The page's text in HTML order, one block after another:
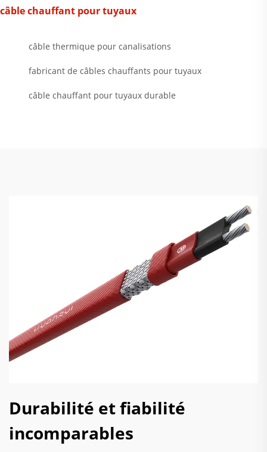
câble chauffant pour tuyaux
câble thermique pour canalisations
fabricant de câbles chauffants pour tuyaux
câble chauffant pour tuyaux durable
Durabilité et fiabilité
incomparables